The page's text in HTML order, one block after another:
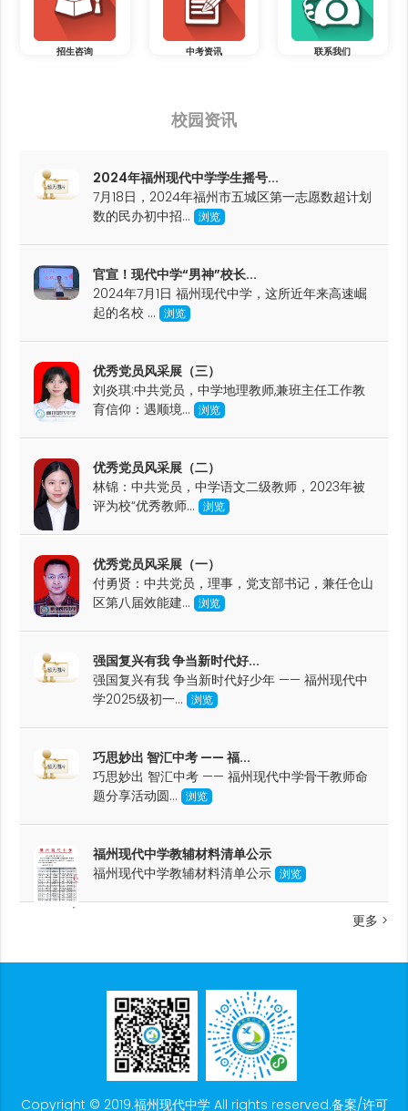
招生咨询 中考资讯 联系我们
校园资讯
2024年福州现代中学学生摇号...
7月18日，2024年福州市五城区第一志愿数超计划
数的民办初中招... 浏览
官宣！现代中学“男神”校长...
2024年7月1日 福州现代中学，这所近年来高速崛
起的名校 ... 浏览
优秀党员风采展（三）
刘炎琪:中共党员，中学地理教师,兼班主任工作教
育信仰：遇顺境... 浏览
优秀党员风采展（二）
林锦：中共党员，中学语文二级教师，2023年被
评为校“优秀教师... 浏览
优秀党员风采展（一）
付勇贤：中共党员，理事，党支部书记，兼任仓山
区第八届效能建... 浏览
强国复兴有我 争当新时代好...
强国复兴有我 争当新时代好少年 —— 福州现代中
学2025级初一... 浏览
巧思妙出 智汇中考 —— 福...
巧思妙出 智汇中考 —— 福州现代中学骨干教师命
题分享活动圆... 浏览
福州现代中学教辅材料清单公示
福州现代中学教辅材料清单公示 浏览
更多 >
Copyright © 2019.福州现代中学 All rights reserved.备案/许可